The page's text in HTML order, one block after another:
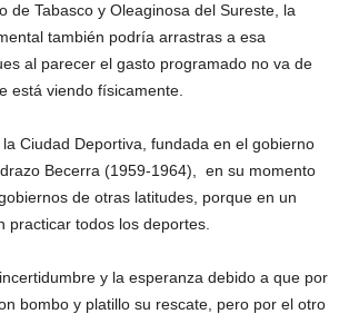
de Tabasco y Oleaginosa del Sureste, la
también podría arrastras a esa
al parecer el gasto programado no va de
está viendo físicamente.
Ciudad Deportiva, fundada en el gobierno
Becerra (1959-1964), en su momento
de otras latitudes, porque en un
practicar todos los deportes.
y la esperanza debido a que por
bombo y platillo su rescate, pero por el otro